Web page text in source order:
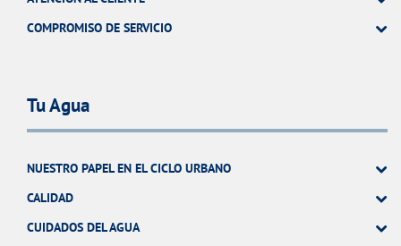
COMPROMISO DE SERVICIO
Tu Agua
NUESTRO PAPEL EN EL CICLO URBANO
CALIDAD
CUIDADOS DEL AGUA